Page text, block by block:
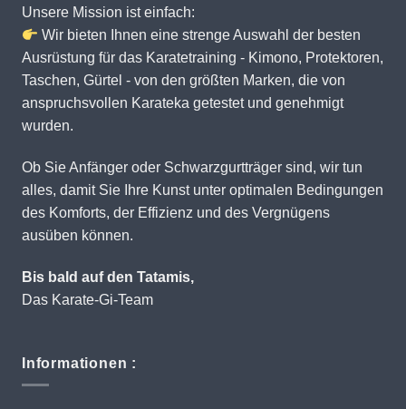
Unsere Mission ist einfach:
Wir bieten Ihnen eine strenge Auswahl der besten
Ausrüstung für das Karatetraining - Kimono, Protektoren,
Taschen, Gürtel - von den größten Marken, die von
anspruchsvollen Karateka getestet und genehmigt
wurden.
Ob Sie Anfänger oder Schwarzgurtträger sind, wir tun
alles, damit Sie Ihre Kunst unter optimalen Bedingungen
des Komforts, der Effizienz und des Vergnügens
ausüben können.
Bis bald auf den Tatamis,
Das Karate-Gi-Team
Informationen :